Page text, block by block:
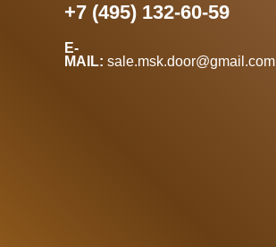
+7 (495) 132-60-59
E-
MAIL: sale.msk.door@gmail.com